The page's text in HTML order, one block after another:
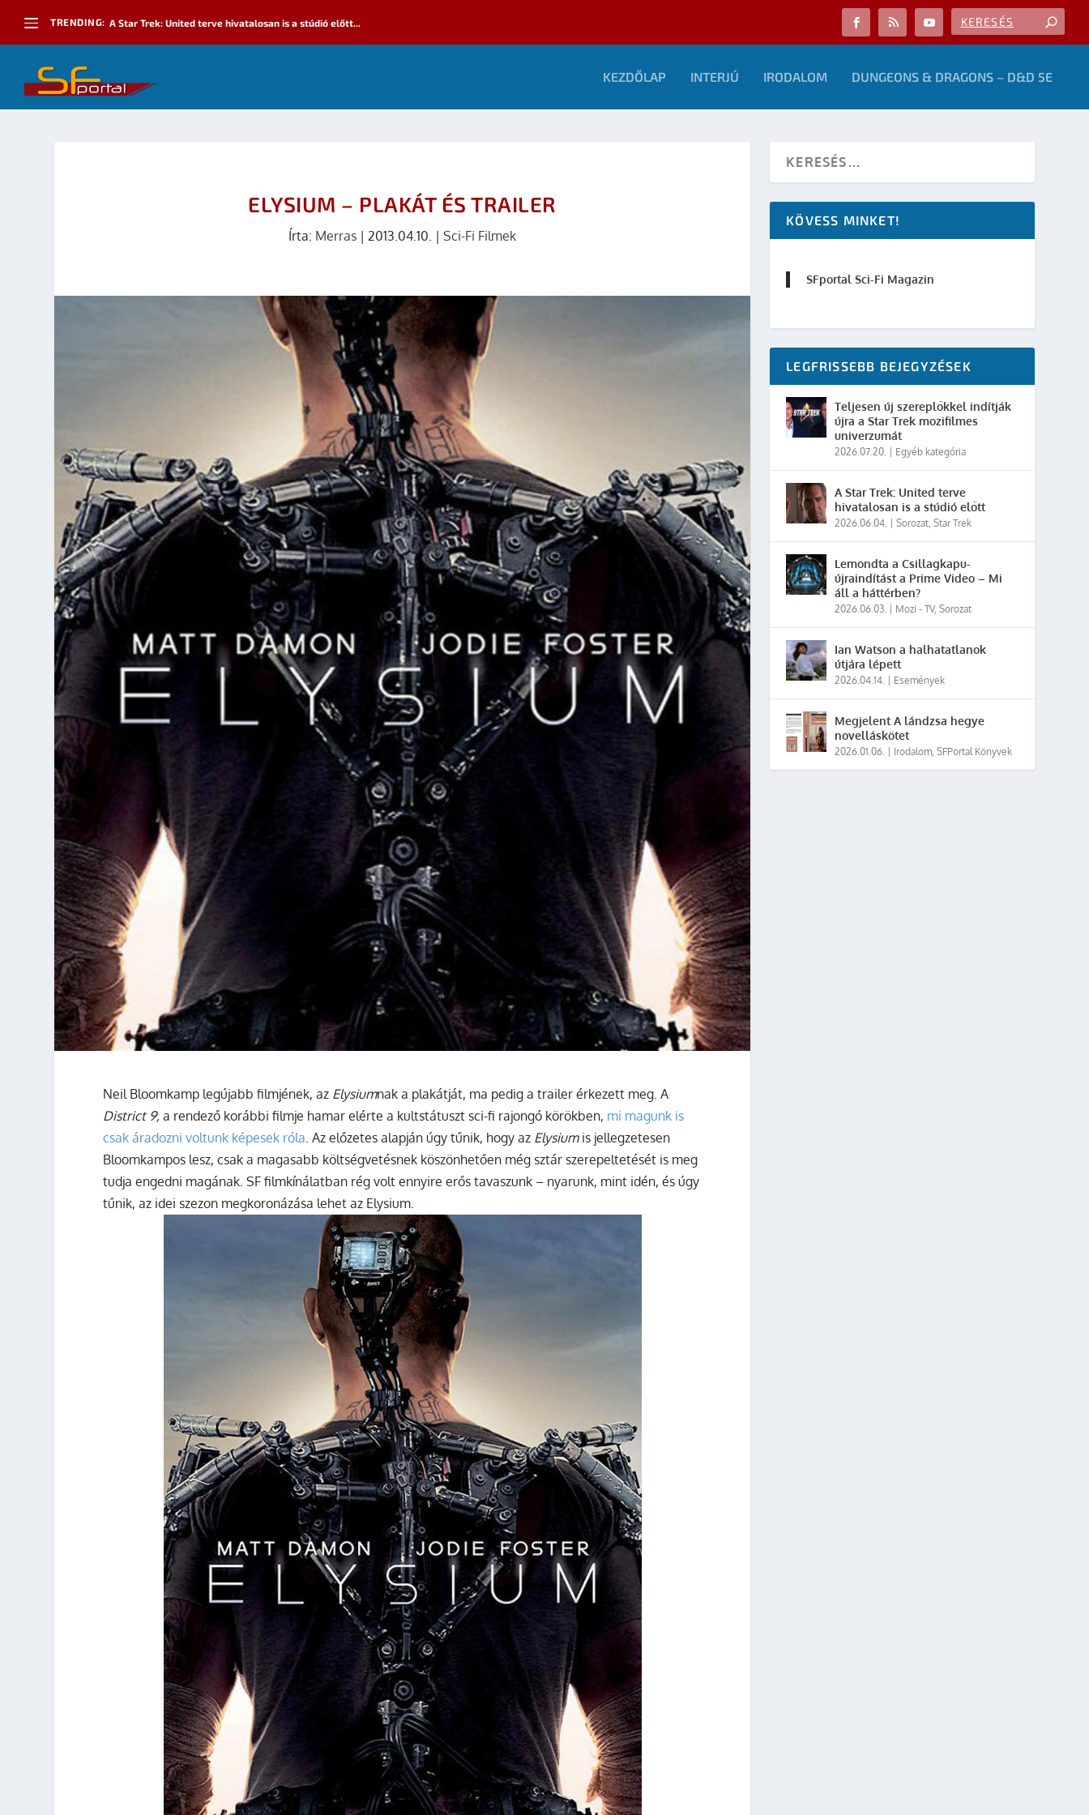
TRENDING: A Star Trek: United terve hivatalosan is a stúdió előtt...
KEZDŐLAP INTERJÚ IRODALOM DUNGEONS & DRAGONS – D&D 5E
ELYSIUM – PLAKÁT ÉS TRAILER
Írta: Merras |2013.04.10. |Sci-Fi Filmek
Neil Bloomkamp legújabb filmjének, az Elysiumnak a plakátját, ma pedig a trailer érkezett meg. A
District 9,a rendező korábbi filmje hamar elérte a kultstátuszt sci-fi rajongó körökben, mi magunk is
csak áradozni voltunk képesek róla . Az előzetes alapján úgy tűnik, hogy az Elysiumis jellegzetesen
Bloomkampos lesz, csak a magasabb költségvetésnek köszönhetően még sztár szerepeltetését is meg
tudja engedni magának. SF filmkínálatban rég volt ennyire erős tavaszunk – nyarunk, mint idén, és úgy
tűnik, az idei szezon megkoronázása lehet az Elysium.
KÖVESS MINKET!
SFportal Sci-Fi Magazin
LEGFRISSEBB BEJEGYZÉSEK
Teljesen új szereplőkkel indítják
újra a Star Trek mozifilmes
univerzumát
2026.07.20. Egyéb kategória
A Star Trek: United terve
hivatalosan is a stúdió előtt
2026.06.04. |Sorozat,Star Trek
Lemondta a Csillagkapu-
újraindítást a Prime Video – Mi
áll a háttérben?
2026.06.03. Mozi - TV,Sorozat
Ian Watson a halhatatlanok
útjára lépett
2026.04.14. Események
Megjelent A lándzsa hegye
novelláskötet
2026.01.06. Irodalom,SFPortal Könyvek